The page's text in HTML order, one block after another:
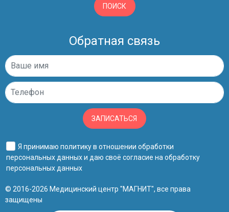
ПОИСК
Обратная связь
ЗАПИСАТЬСЯ
Я принимаю политику в отношении обработки
персональных данныхи даю своё согласие на обработку
персональных данных
© 2016-2026 Медицинский центр "МАГНИТ", все права
защищены